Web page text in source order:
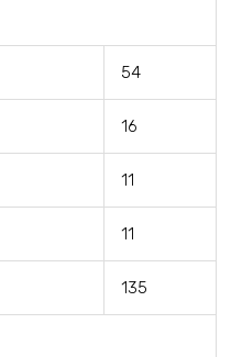
54
16
11
11
135